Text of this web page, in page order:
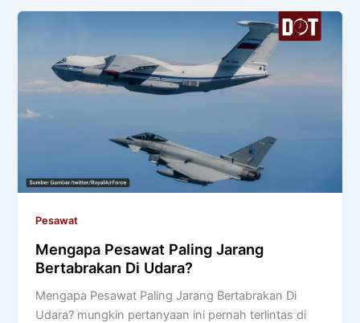
Pesawat
Mengapa Pesawat Paling Jarang
Bertabrakan Di Udara?
Mengapa Pesawat Paling Jarang Bertabrakan Di
Udara? mungkin pertanyaan ini pernah terlintas di